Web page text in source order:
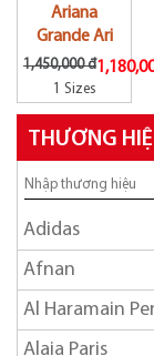
THƯƠNG
Adidas
Afnan
Al Haramain
Alaia Paris
Ariana
Grande Ari
1,450,000 đ
1 Sizes